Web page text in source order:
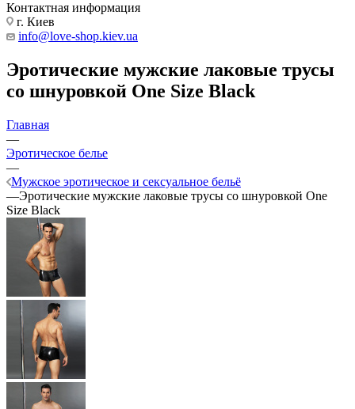
Контактная информация
г. Киев
info@love-shop.kiev.ua
Эротические мужские лаковые трусы
со шнуровкой One Size Black
Главная
—
Эротическое белье
—
Мужское эротическое и сексуальное бельё
—Эротические мужские лаковые трусы со шнуровкой One
Size Black